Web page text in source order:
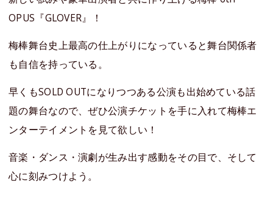
OPUS『GLOVER』！
梅棒舞台史上最高の仕上がりになっていると舞台関係者
も自信を持っている。
早くもSOLD OUTになりつつある公演も出始めている話
題の舞台なので、ぜひ公演チケットを手に入れて梅棒エ
ンターテイメントを見て欲しい！
音楽・ダンス・演劇が生み出す感動をその目で、そして
心に刻みつけよう。